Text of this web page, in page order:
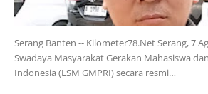
Serang Banten -- Kilometer78.Net Serang, 7
Swadaya Masyarakat Gerakan Mahasiswa
Indonesia (LSM GMPRI) secara resmi…